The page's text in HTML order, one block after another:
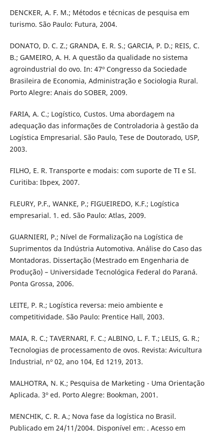
DENCKER, A. F. M.; Métodos e técnicas de pesquisa em
turismo. São Paulo: Futura, 2004.
DONATO, D. C. Z.; GRANDA, E. R. S.; GARCIA, P. D.; REIS, C.
B.; GAMEIRO, A. H. A questão da qualidade no sistema
agroindustrial do ovo. In: 47º Congresso da Sociedade
Brasileira de Economia, Administração e Sociologia Rural.
Porto Alegre: Anais do SOBER, 2009.
FARIA, A. C.; Logístico, Custos. Uma abordagem na
adequação das informações de Controladoria à gestão da
Logística Empresarial. São Paulo, Tese de Doutorado, USP,
2003.
FILHO, E. R. Transporte e modais: com suporte de TI e SI.
Curitiba: Ibpex, 2007.
FLEURY, P.F., WANKE, P.; FIGUEIREDO, K.F.; Logística
empresarial. 1. ed. São Paulo: Atlas, 2009.
GUARNIERI, P.; Nível de Formalização na Logística de
Suprimentos da Indústria Automotiva. Análise do Caso das
Montadoras. Dissertação (Mestrado em Engenharia de
Produção) – Universidade Tecnológica Federal do Paraná.
Ponta Grossa, 2006.
LEITE, P. R.; Logística reversa: meio ambiente e
competitividade. São Paulo: Prentice Hall, 2003.
MAIA, R. C.; TAVERNARI, F. C.; ALBINO, L. F. T.; LELIS, G. R.;
Tecnologias de processamento de ovos. Revista: Avicultura
Industrial, nº 02, ano 104, Ed 1219, 2013.
MALHOTRA, N. K.; Pesquisa de Marketing - Uma Orientação
Aplicada. 3º ed. Porto Alegre: Bookman, 2001.
MENCHIK, C. R. A.; Nova fase da logística no Brasil.
Publicado em 24/11/2004. Disponível em: . Acesso em